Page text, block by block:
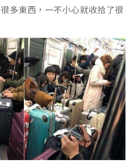
多東西，一不小心就收拾了很